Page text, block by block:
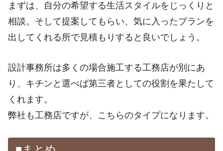
まずは、自分の希望する生活スタイルをじっくりと
相談。そして提案してもらい、気に入ったプランを
出してくれる所で見積もりすると良いでしょう。
設計事務所は多くの場合施工する工務店が別にあ
り、キチンと選べば第三者としての役割を果たして
くれます。
弊社も工務店ですが、こちらのタイプになります。